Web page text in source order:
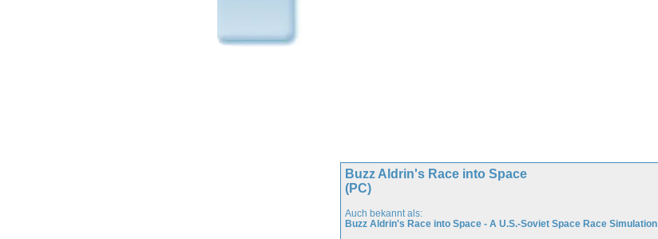
Buzz Aldrin's Race into Space
(PC)
Auch bekannt als:
Buzz Aldrin's Race into Space - A U.S.-Soviet Space Race Simulation